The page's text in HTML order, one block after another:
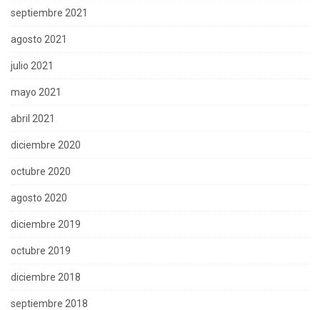
septiembre 2021
agosto 2021
julio 2021
mayo 2021
abril 2021
diciembre 2020
octubre 2020
agosto 2020
diciembre 2019
octubre 2019
diciembre 2018
septiembre 2018